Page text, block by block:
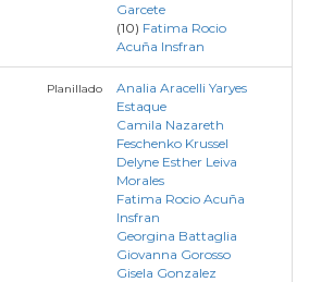
Garcete
(10) Fatima Rocio
Acuña Insfran
Planillado
Analia Aracelli Yaryes
Estaque
Camila Nazareth
Feschenko Krussel
Delyne Esther Leiva
Morales
Fatima Rocio Acuña
Insfran
Georgina Battaglia
Giovanna Gorosso
Gisela Gonzalez